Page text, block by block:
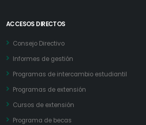
ACCESOS DIRECTOS
Consejo Directivo
Informes de gestión
Programas de intercambio estudiantil
Programas de extensión
Cursos de extensión
Programa de becas